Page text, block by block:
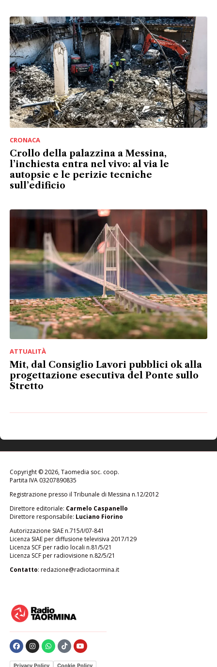
CRONACA
Crollo della palazzina a Messina,
l’inchiesta entra nel vivo: al via le
autopsie e le perizie tecniche
sull’edificio
ATTUALITÀ
Mit, dal Consiglio Lavori pubblici ok alla
progettazione esecutiva del Ponte sullo
Stretto
Privacy Policy Cookie Policy
Copyright © 2026, Taomedia soc. coop.
Partita IVA 03207890835
Registrazione presso il Tribunale di Messina n.12/2012
Direttore editoriale: Carmelo Caspanello
Direttore responsabile: Luciano Fiorino
Autorizzazione SIAE n.715/I/07-841
Licenza SIAE per diffusione televisiva 2017/129
Licenza SCF per radio locali n.81/5/21
Licenza SCF per radiovisione n.82/5/21
Contatto: redazione@radiotaormina.it